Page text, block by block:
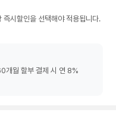
시할인을 선택해야 적용됩니다.
개월 할부 결제 시 연 8%